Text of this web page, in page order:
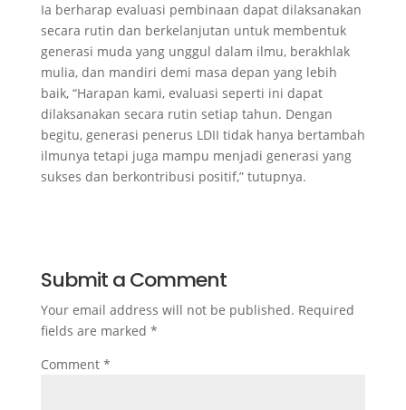
Ia berharap evaluasi pembinaan dapat dilaksanakan
secara rutin dan berkelanjutan untuk membentuk
generasi muda yang unggul dalam ilmu, berakhlak
mulia, dan mandiri demi masa depan yang lebih
baik, “Harapan kami, evaluasi seperti ini dapat
dilaksanakan secara rutin setiap tahun. Dengan
begitu, generasi penerus LDII tidak hanya bertambah
ilmunya tetapi juga mampu menjadi generasi yang
sukses dan berkontribusi positif,” tutupnya.
Submit a Comment
Your email address will not be published. Required
fields are marked *
Comment *